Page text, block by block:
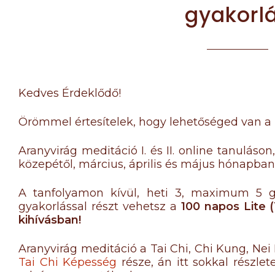
Kedves Érdeklődő!
Örömmel értesítelek, hogy lehetőséged van a
Aranyvirág meditáció I. és II. online
közepétől, március, április és május
A tanfolyamon kívül, heti 3, maximum 5
gyakorlással részt vehetsz a 100 napos Lite
kihívásban!
Aranyvirág meditáció a Tai Chi, Chi Kung,
Tai Chi Képesség része, án itt sokkal